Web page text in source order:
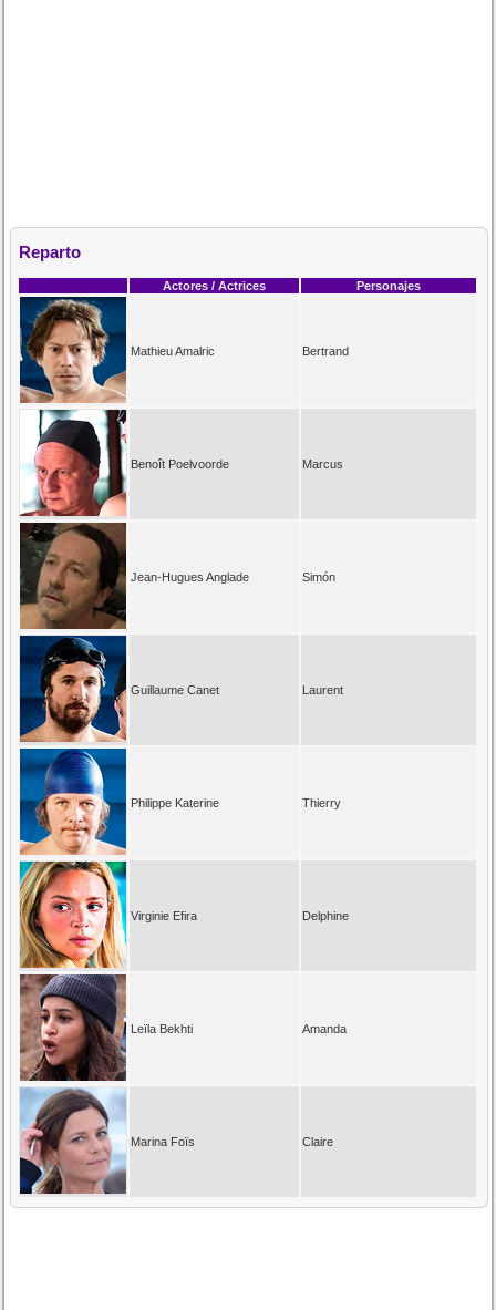
Reparto
Actores / Actrices Personajes
Mathieu Amalric Bertrand
Benoît Poelvoorde Marcus
Jean-Hugues Anglade Simón
Guillaume Canet Laurent
Philippe Katerine Thierry
Virginie Efira Delphine
Leïla Bekhti Amanda
Marina Foïs Claire